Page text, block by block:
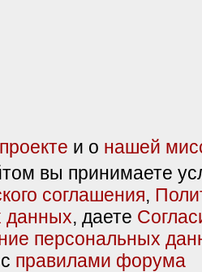
и о нашей
вы принимаете
соглашения,
данных, даете
персональных
правилами форума